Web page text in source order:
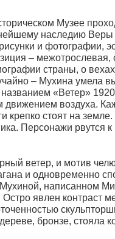
Музее
наследию
и фотографии,
–
страны, о
– Мухина умела
«Ветер»
воздуха.
крепко стоят на
Персонажи рвутся к
ветер, и мотив
и одновременно
написанном
явлен контраст
бронзе, стояла